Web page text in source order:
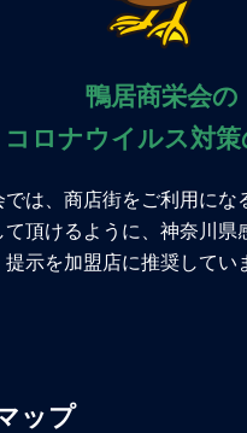
鴨居商栄会の
コロナウイルス対策
は、商店街をご利用にな
て頂けるように、神奈川県
示を加盟店に推奨してい
ップ